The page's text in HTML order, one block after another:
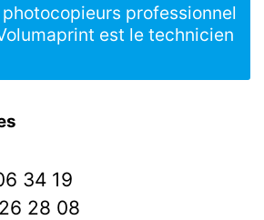
34 19
28 08
professionnel
est le technicien